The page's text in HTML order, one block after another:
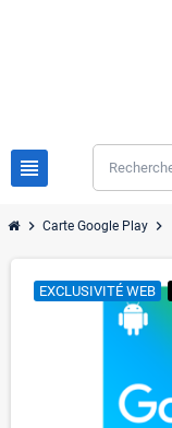
view_headline
chevron_right Carte Google Play chevron_right
EXCLUSIVITÉ WEB